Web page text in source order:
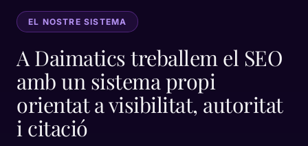
EL NOSTRE SISTEMA
A Daimatics treballem el SEO
amb un sistema propi
orientat a visibilitat, autoritat
i citació